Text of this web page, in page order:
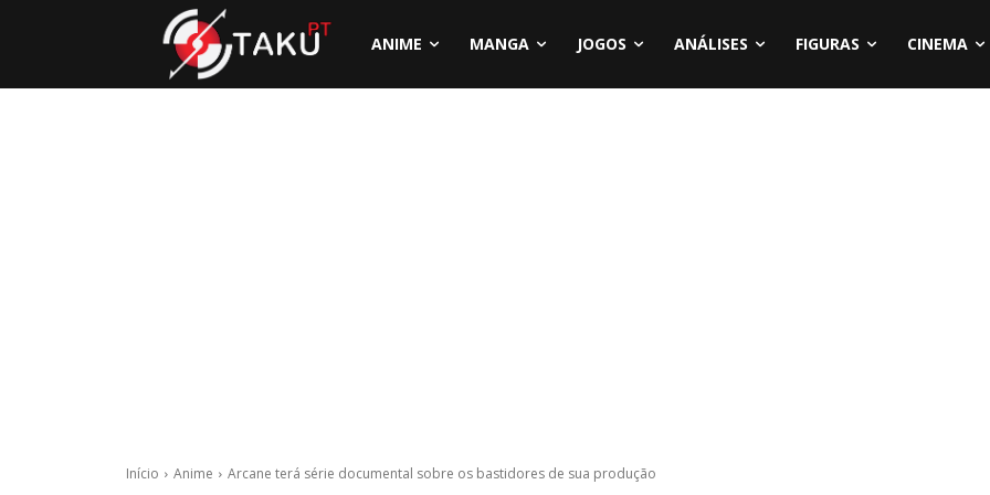
ANIME MANGA JOGOS ANÁLISES FIGURAS CINEMA
Início Anime Arcane terá série documental sobre os bastidores de sua produção